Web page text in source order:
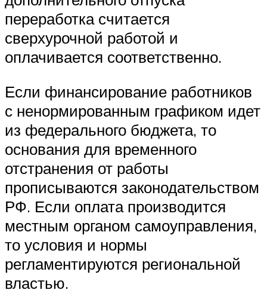
переработка считается
сверхурочной работой и
оплачивается соответственно.
Если финансирование работников
с ненормированным графиком идет
из федерального бюджета, то
основания для временного
отстранения от работы
прописываются законодательством
РФ. Если оплата производится
местным органом самоуправления,
то условия и нормы
регламентируются региональной
властью.